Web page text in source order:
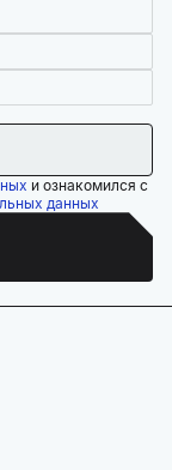
и ознакомился с
данных